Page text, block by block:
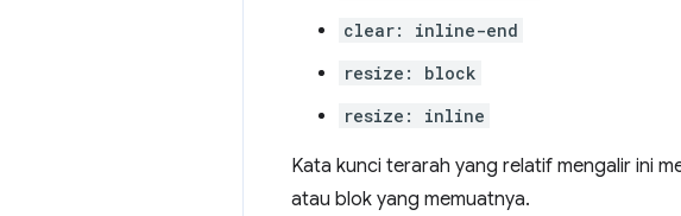
clear: inline-end
resize: block
resize: inline
Kata kunci terarah yang relatif mengalir ini
atau blok yang memuatnya.